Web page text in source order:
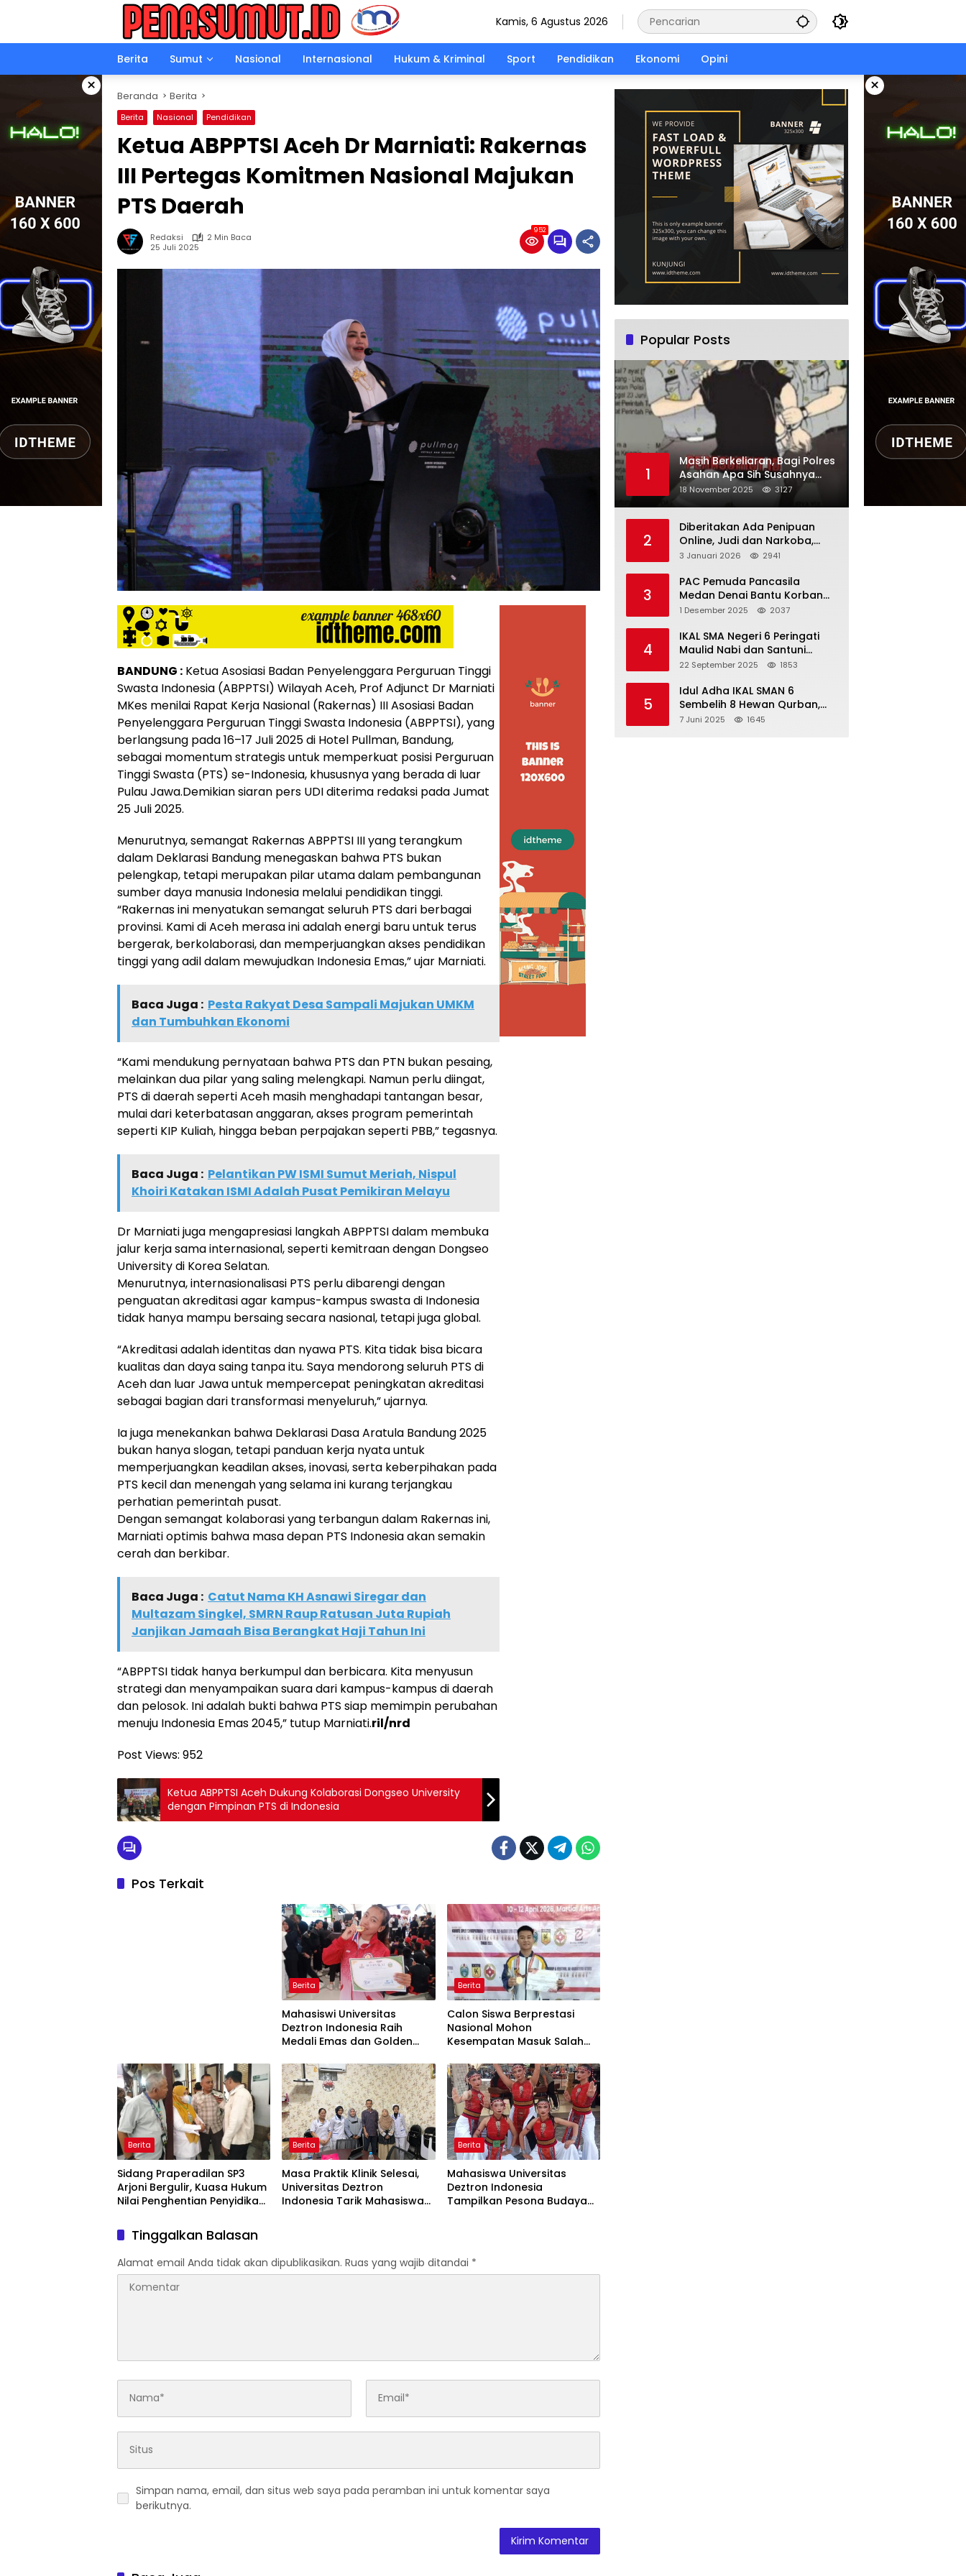
Kamis, 6 Agustus 2026
Berita Sumut Nasional Internasional Hukum & Kriminal Sport Pendidikan Ekonomi Opini
× ×
Beranda Berita
Berita Nasional Pendidikan
Ketua ABPPTSI Aceh Dr Marniati: Rakernas
III Pertegas Komitmen Nasional Majukan
PTS Daerah
Redaksi
2 Min Baca
25 Juli 2025
952
BANDUNG : Ketua Asosiasi Badan Penyelenggara Perguruan Tinggi
Swasta Indonesia (ABPPTSI) Wilayah Aceh, Prof Adjunct Dr Marniati
MKes menilai Rapat Kerja Nasional (Rakernas) III Asosiasi Badan
Penyelenggara Perguruan Tinggi Swasta Indonesia (ABPPTSI), yang
berlangsung pada 16–17 Juli 2025 di Hotel Pullman, Bandung,
sebagai momentum strategis untuk memperkuat posisi Perguruan
Tinggi Swasta (PTS) se-Indonesia, khususnya yang berada di luar
Pulau Jawa.Demikian siaran pers UDI diterima redaksi pada Jumat
25 Juli 2025.
Menurutnya, semangat Rakernas ABPPTSI III yang terangkum
dalam Deklarasi Bandung menegaskan bahwa PTS bukan
pelengkap, tetapi merupakan pilar utama dalam pembangunan
sumber daya manusia Indonesia melalui pendidikan tinggi.
“Rakernas ini menyatukan semangat seluruh PTS dari berbagai
provinsi. Kami di Aceh merasa ini adalah energi baru untuk terus
bergerak, berkolaborasi, dan memperjuangkan akses pendidikan
tinggi yang adil dalam mewujudkan Indonesia Emas,” ujar Marniati.
Baca Juga : Pesta Rakyat Desa Sampali Majukan UMKM
dan Tumbuhkan Ekonomi
“Kami mendukung pernyataan bahwa PTS dan PTN bukan pesaing,
melainkan dua pilar yang saling melengkapi. Namun perlu diingat,
PTS di daerah seperti Aceh masih menghadapi tantangan besar,
mulai dari keterbatasan anggaran, akses program pemerintah
seperti KIP Kuliah, hingga beban perpajakan seperti PBB,” tegasnya.
Baca Juga : Pelantikan PW ISMI Sumut Meriah, Nispul
Khoiri Katakan ISMI Adalah Pusat Pemikiran Melayu
Dr Marniati juga mengapresiasi langkah ABPPTSI dalam membuka
jalur kerja sama internasional, seperti kemitraan dengan Dongseo
University di Korea Selatan.
Menurutnya, internasionalisasi PTS perlu dibarengi dengan
penguatan akreditasi agar kampus-kampus swasta di Indonesia
tidak hanya mampu bersaing secara nasional, tetapi juga global.
“Akreditasi adalah identitas dan nyawa PTS. Kita tidak bisa bicara
kualitas dan daya saing tanpa itu. Saya mendorong seluruh PTS di
Aceh dan luar Jawa untuk mempercepat peningkatan akreditasi
sebagai bagian dari transformasi menyeluruh,” ujarnya.
Ia juga menekankan bahwa Deklarasi Dasa Aratula Bandung 2025
bukan hanya slogan, tetapi panduan kerja nyata untuk
memperjuangkan keadilan akses, inovasi, serta keberpihakan pada
PTS kecil dan menengah yang selama ini kurang terjangkau
perhatian pemerintah pusat.
Dengan semangat kolaborasi yang terbangun dalam Rakernas ini,
Marniati optimis bahwa masa depan PTS Indonesia akan semakin
cerah dan berkibar.
Baca Juga : Catut Nama KH Asnawi Siregar dan
Multazam Singkel, SMRN Raup Ratusan Juta Rupiah
Janjikan Jamaah Bisa Berangkat Haji Tahun Ini
“ABPPTSI tidak hanya berkumpul dan berbicara. Kita menyusun
strategi dan menyampaikan suara dari kampus-kampus di daerah
dan pelosok. Ini adalah bukti bahwa PTS siap memimpin perubahan
menuju Indonesia Emas 2045,” tutup Marniati.ril/nrd
Post Views: 952
Ketua ABPPTSI Aceh Dukung Kolaborasi Dongseo University
dengan Pimpinan PTS di Indonesia
Pos Terkait
Berita
Mahasiswi Universitas
Deztron Indonesia Raih
Medali Emas dan Golden
Berita
Calon Siswa Berprestasi
Nasional Mohon
Kesempatan Masuk Salah
Berita
Sidang Praperadilan SP3
Arjoni Bergulir, Kuasa Hukum
Nilai Penghentian Penyidikan
Berita
Masa Praktik Klinik Selesai,
Universitas Deztron
Indonesia Tarik Mahasiswa
Berita
Mahasiswa Universitas
Deztron Indonesia
Tampilkan Pesona Budaya
Tinggalkan Balasan
Alamat email Anda tidak akan dipublikasikan. Ruas yang wajib ditandai *
Simpan nama, email, dan situs web saya pada peramban ini untuk komentar saya
berikutnya.
Popular Posts
1
Masih Berkeliaran, Bagi Polres
Asahan Apa Sih Susahnya
Menangkap Martono
18 November 2025 3127
2
Diberitakan Ada Penipuan
Online, Judi dan Narkoba,
Karutan Kabanjhe Sebut Hoax
Beryanggungjawab
3 Januari 2026 2941
3
PAC Pemuda Pancasila
Medan Denai Bantu Korban
Banjir di Tiga Kelurahan
1 Desember 2025 2037
4
IKAL SMA Negeri 6 Peringati
Maulid Nabi dan Santuni
Yatim Piatu Anak Alumni
22 September 2025 1853
5
Idul Adha IKAL SMAN 6
Sembelih 8 Hewan Qurban,
Seluruh Siswa Guru dan ASN
7 Juni 2025 1645